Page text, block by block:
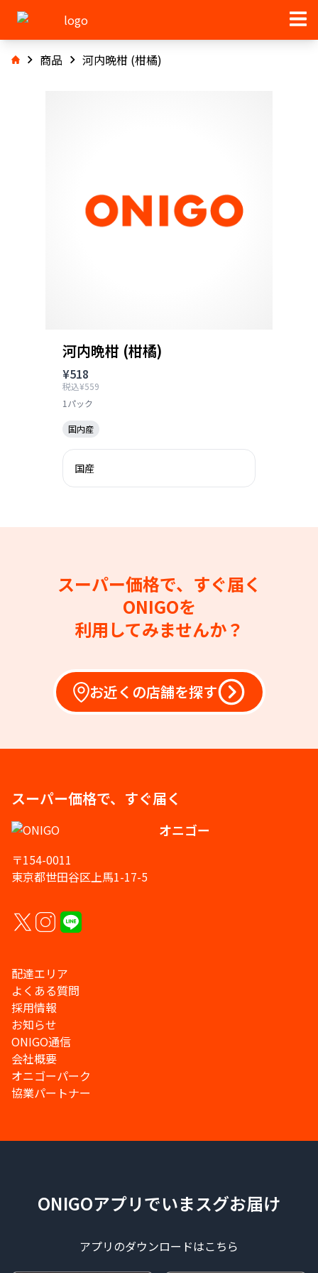
商品 河内晩柑 (柑橘)
河内晩柑 (柑橘)
¥518
税込¥559
1パック
国内産
国産
スーパー価格で、すぐ届く
ONIGOを
利用してみませんか？
お近くの店舗を探す
スーパー価格で、すぐ届く
オニゴー
〒154-0011
東京都世田谷区上馬1-17-5
配達エリア
よくある質問
採用情報
お知らせ
ONIGO通信
会社概要
オニゴーパーク
協業パートナー
ONIGOアプリでいまスグお届け
アプリのダウンロードはこちら